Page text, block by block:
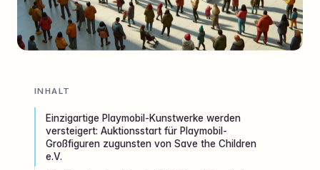
INHALT
Einzigartige Playmobil-Kunstwerke werden
versteigert: Auktionsstart für Playmobil-
Großfiguren zugunsten von Save the Children
e.V.